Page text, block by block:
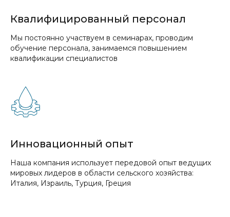
Квалифицированный персонал
Мы постоянно участвуем в семинарах, проводим
обучение персонала, занимаемся повышением
квалификации специалистов
Инновационный опыт
Наша компания использует передовой опыт ведущих
мировых лидеров в области сельского хозяйства:
Италия, Израиль, Турция, Греция